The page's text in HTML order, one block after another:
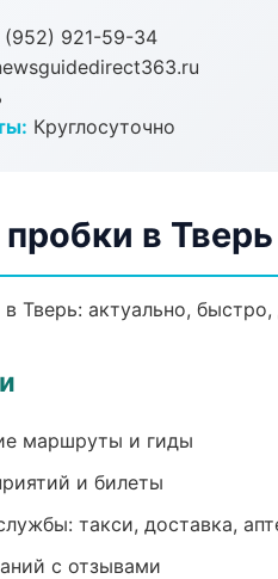
(952) 921-59-34
Круглосуточно
в Тверь
Тверь: актуально,
маршруты и гиды
и билеты
такси, доставка,
с отзывами